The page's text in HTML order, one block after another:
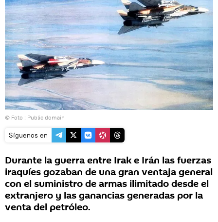
© Foto : Public domain
Síguenos en
Durante la guerra entre Irak e Irán las fuerzas
iraquíes gozaban de una gran ventaja general
con el suministro de armas ilimitado desde el
extranjero y las ganancias generadas por la
venta del petróleo.